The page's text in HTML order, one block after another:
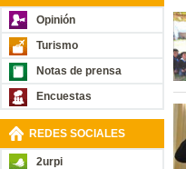
Opinión
Turismo
Notas de prensa
Encuestas
REDES SOCIALES
2urpi